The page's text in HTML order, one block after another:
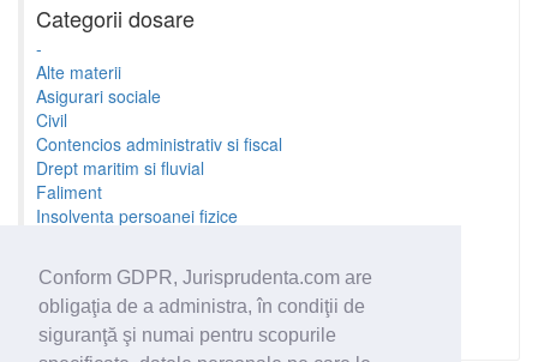
Conform GDPR, Jurisprudenta.com are
obligaţia de a administra, în condiţii de
siguranţă şi numai pentru scopurile
Categorii dosare
-
Alte materii
Asigurari sociale
Civil
Contencios administrativ si fiscal
Drept maritim si fluvial
Faliment
Insolventa persoanei fizice
Minori si familie
Penal
Proprietate Intelectuala